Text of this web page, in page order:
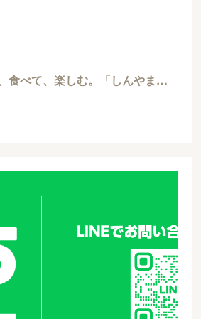
駅を拠点に遊んで、食べて、楽しむ。「しんやまエキスポ」を開催します！：JR西日本